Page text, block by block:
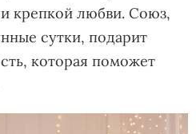
крепкой любви. Союз,
сутки, подарит
которая поможет